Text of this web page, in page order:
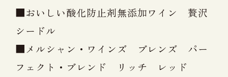
■おいしい酸化防止剤無添加ワイン 贅沢
シードル
■メルシャン・ワインズ ブレンズ パー
フェクト・ブレンド リッチ レッド